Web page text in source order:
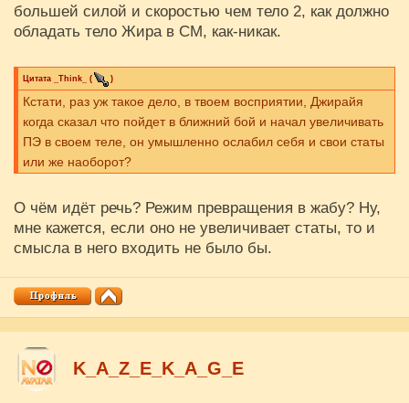
большей силой и скоростью чем тело 2, как должно
обладать тело Жира в СМ, как-никак.
Цитата _Think_ ( )
Кстати, раз уж такое дело, в твоем восприятии, Джирайя
когда сказал что пойдет в ближний бой и начал увеличивать
ПЭ в своем теле, он умышленно ослабил себя и свои статы
или же наоборот?
О чём идёт речь? Режим превращения в жабу? Ну,
мне кажется, если оно не увеличивает статы, то и
смысла в него входить не было бы.
K_A_Z_E_K_A_G_E